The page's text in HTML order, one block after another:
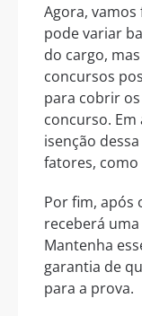
Agora, vamos
pode variar
do cargo,
concursos
para cobrir
concurso. Em
isenção
fatores,
Por fim, após
receberá
Mantenha
garantia de
para a prova.